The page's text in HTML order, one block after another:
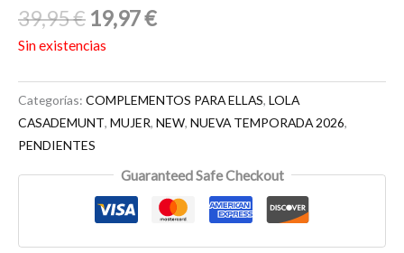
39,95€ 19,97€
Sin existencias
Categorías: COMPLEMENTOS PARA ELLAS, LOLA
CASADEMUNT, MUJER, NEW, NUEVA TEMPORADA 2026,
PENDIENTES
Guaranteed Safe Checkout